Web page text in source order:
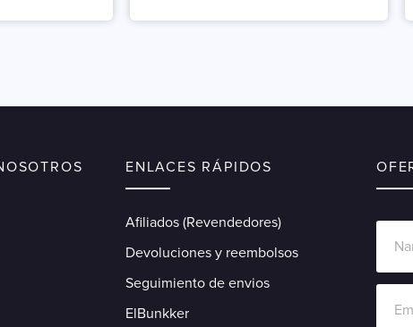
ENLACES RÁPIDOS
Afiliados (Revendedores)
Devoluciones y reembolsos
Seguimiento de envios
ElBunkker